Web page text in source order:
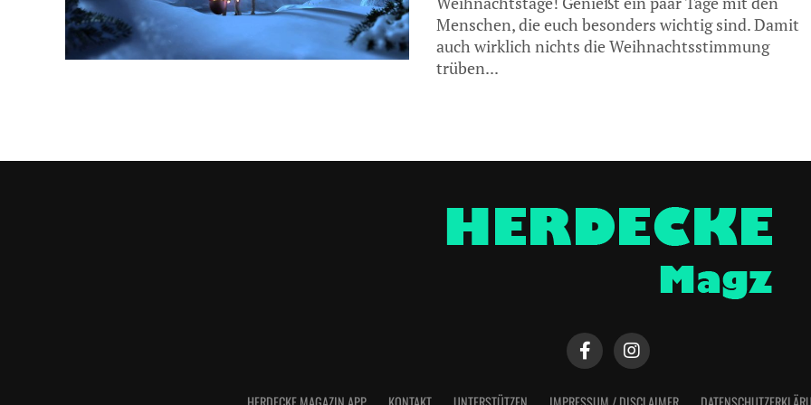
Menschen, die euch besonders wichtig sind. Damit
auch wirklich nichts die Weihnachtsstimmung
trüben...